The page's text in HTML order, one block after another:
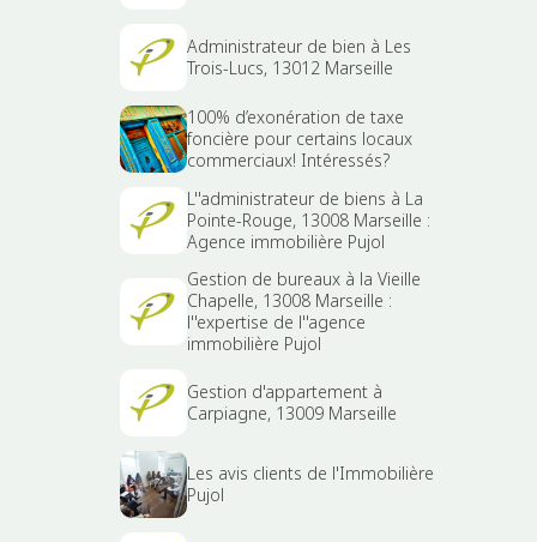
Administrateur de bien à Les
Trois-Lucs, 13012 Marseille
100% d’exonération de taxe
foncière pour certains locaux
commerciaux! Intéressés?
L''administrateur de biens à La
Pointe-Rouge, 13008 Marseille :
Agence immobilière Pujol
Gestion de bureaux à la Vieille
Chapelle, 13008 Marseille :
l''expertise de l''agence
immobilière Pujol
Gestion d'appartement à
Carpiagne, 13009 Marseille
Les avis clients de l'Immobilière
Pujol